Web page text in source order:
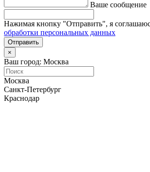
Ваше сообщение
Нажимая кнопку "Отправить", я
обработки персональных данных
Отправить
×
Ваш город: Москва
Москва
Санкт-Петербург
Краснодар